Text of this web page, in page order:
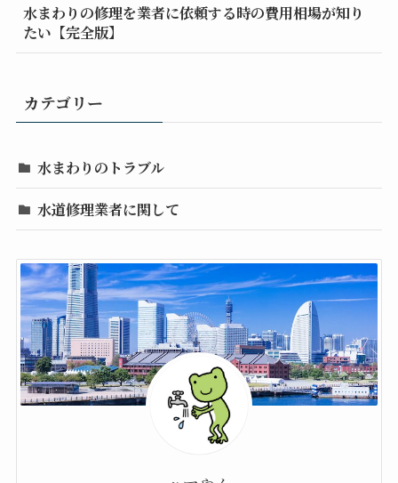
水まわりの修理を業者に依頼する時の費用相場が知り
たい【完全版】
カテゴリー
水まわりのトラブル
水道修理業者に関して